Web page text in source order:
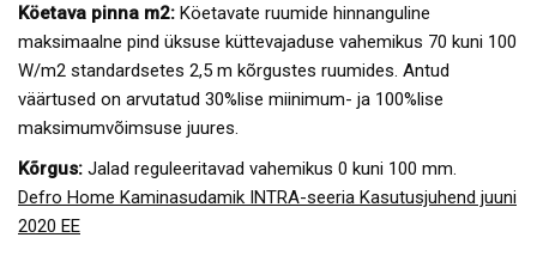
Köetava pinna m2: Köetavate ruumide hinnanguline
maksimaalne pind üksuse küttevajaduse vahemikus 70 kuni 100
W/m2 standardsetes 2,5 m kõrgustes ruumides. Antud
väärtused on arvutatud 30%lise miinimum- ja 100%lise
maksimumvõimsuse juures.
Kõrgus: Jalad reguleeritavad vahemikus 0 kuni 100 mm.
Defro Home Kaminasudamik INTRA-seeria Kasutusjuhend juuni
2020 EE